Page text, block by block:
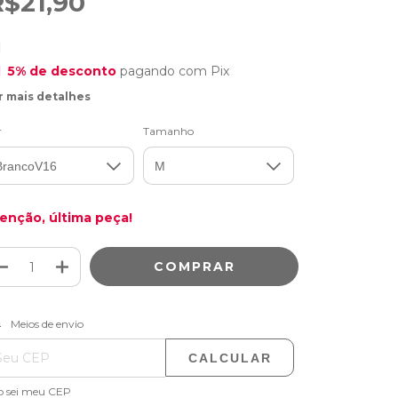
5% de descontopagando com Pix
mais detalhes
Tamanho
última peça!
para o CEP:
Meios de envio
CALCULAR
sei meu CEP